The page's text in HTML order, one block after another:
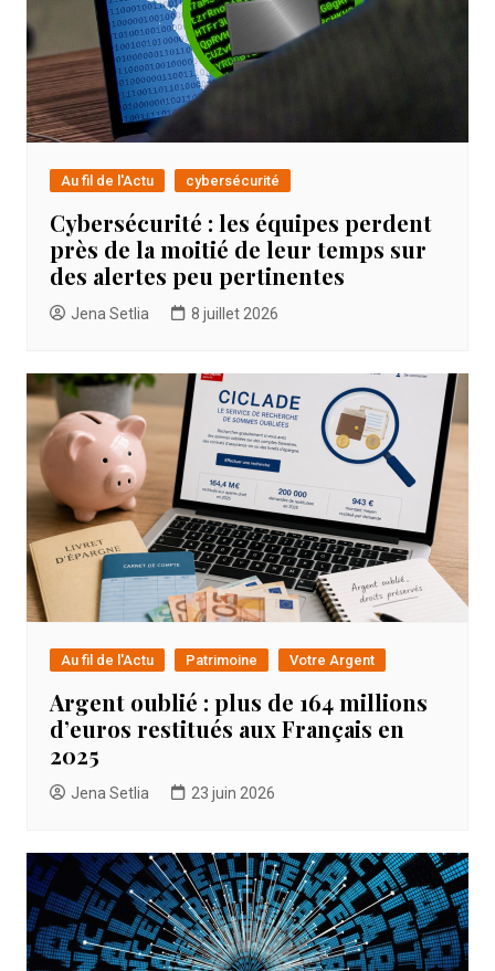
Au fil de l'Actu cybersécurité
Cybersécurité : les équipes perdent
près de la moitié de leur temps sur
des alertes peu pertinentes
Jena Setlia 8 juillet 2026
Au fil de l'Actu Patrimoine Votre Argent
Argent oublié : plus de 164 millions
d’euros restitués aux Français en
2025
Jena Setlia 23 juin 2026